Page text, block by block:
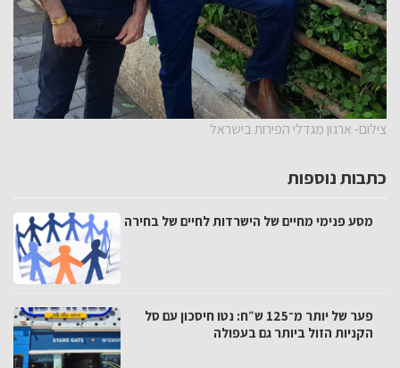
צילום- ארגון מגדלי הפירות בישראל
כתבות נוספות
מסע פנימי מחיים של הישרדות לחיים של בחירה
פער של יותר מ־125 ש״ח: נטו חיסכון עם סל
הקניות הזול ביותר גם בעפולה